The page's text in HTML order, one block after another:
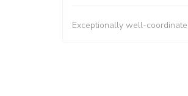
Exceptionally well-